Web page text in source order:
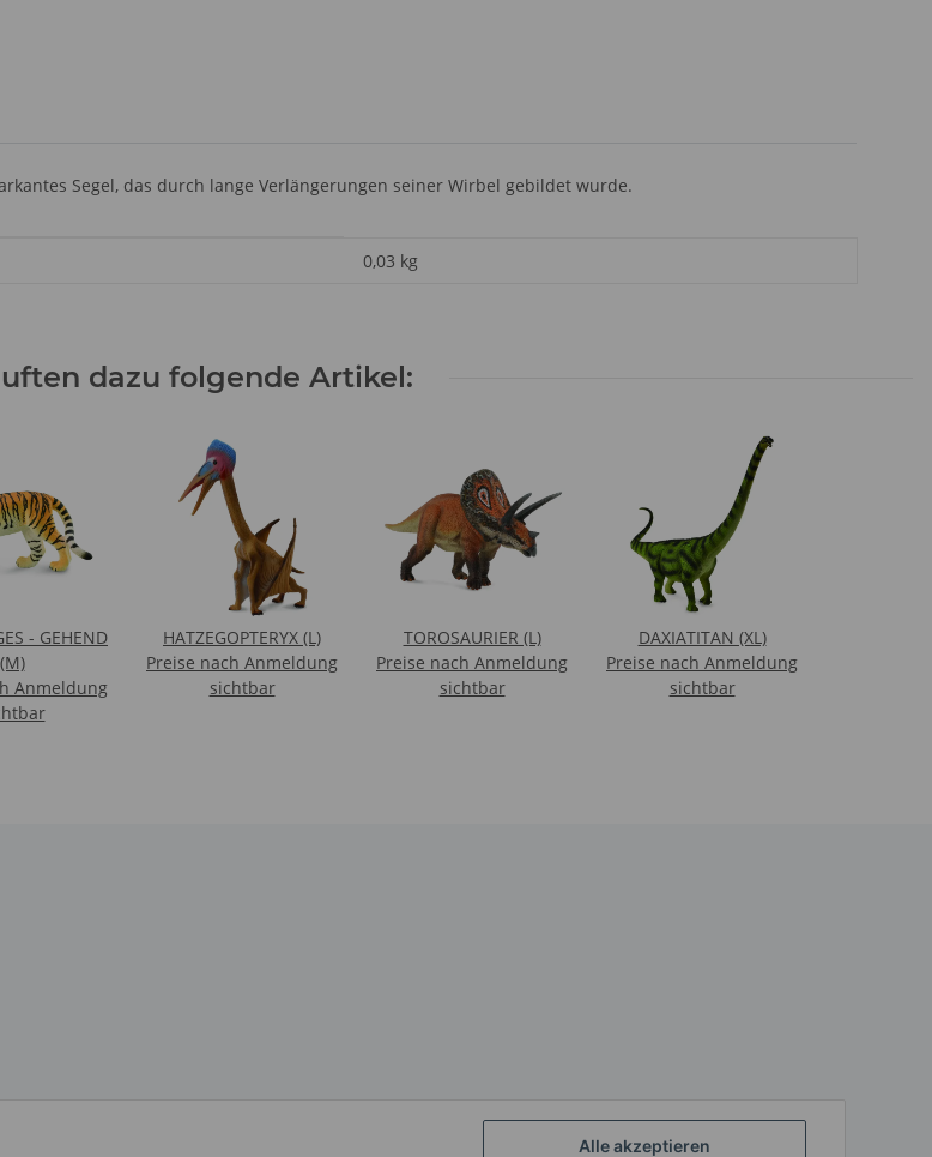
Alle akzeptieren
Segel, das durch lange Verlängerungen seiner Wirbel gebildet wurde.
0,03 kg
dazu folgende Artikel:
- GEHEND
(M)
Anmeldung
HATZEGOPTERYX (L)
Preise nach Anmeldung
sichtbar
TOROSAURIER (L)
Preise nach Anmeldung
sichtbar
DAXIATITAN (XL)
Preise nach Anmeldung
sichtbar